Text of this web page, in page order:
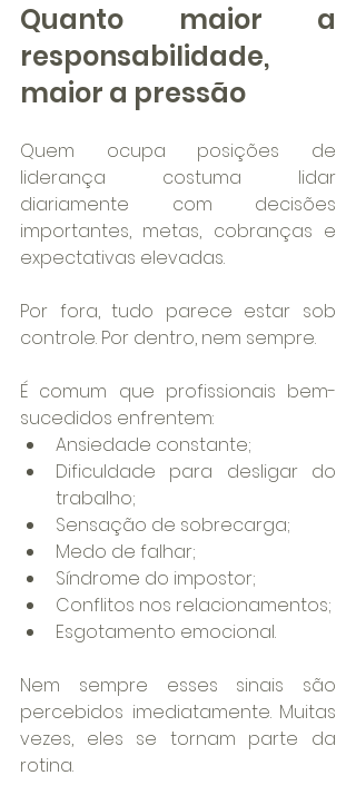
Quanto maior a
responsabilidade,
maior a pressão
Quem ocupa posições de
liderança costuma lidar
diariamente com decisões
importantes, metas, cobranças e
expectativas elevadas.
Por fora, tudo parece estar sob
controle. Por dentro, nem sempre.
É comum que profissionais bem-
sucedidos enfrentem:
Ansiedade constante;
Dificuldade para desligar do
trabalho;
Sensação de sobrecarga;
Medo de falhar;
Síndrome do impostor;
Conflitos nos relacionamentos;
Esgotamento emocional.
Nem sempre esses sinais são
percebidos imediatamente. Muitas
vezes, eles se tornam parte da
rotina.